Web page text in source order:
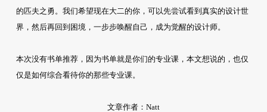
的匹夫之勇。我们希望现在大二的你，可以先尝试看到真实的设计世
界，然后再回到困境，一步步唤醒自己，成为觉醒的设计师。
本次没有书单推荐，因为书单就是你们的专业课，本文想说的，也仅
仅是如何综合看待你的那些专业课。
文章作者：Natt